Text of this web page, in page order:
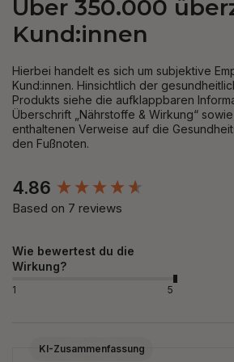
Über 350.000
Kund:innen
Hierbei handelt es sich um subjektive
Kund:innen. Hinsichtlich der
Produkts siehe die aufklappbaren
Überschrift „Nährstoffe & Wirkung“
enthaltenen Verweise auf die
den Fußnoten.
4.86
Based on 7 reviews
Wie bewertest du die
Wirkung?
1 5
KI-Zusammenfassung
New content loaded